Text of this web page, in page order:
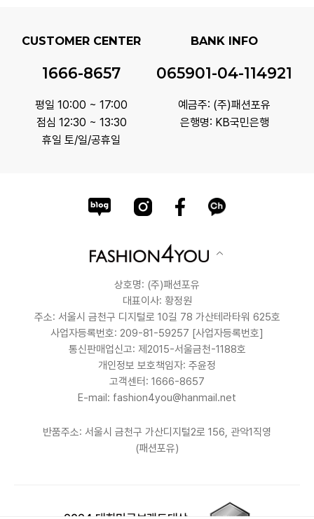
CUSTOMER CENTER
1666-8657
평일 10:00 ~ 17:00
점심 12:30 ~ 13:30
휴일 토/일/공휴일
BANK INFO
065901-04-114921
예금주: (주)패션포유
은행명: KB국민은행
상호명: (주)패션포유
대표이사: 황정원
주소: 서울시 금천구 디지털로 10길 78 가산테라타워 625호
사업자등록번호: 209-81-59257 [사업자등록번호]
통신판매업신고: 제2015-서울금천-1188호
개인정보 보호책임자: 주윤정
고객센터: 1666-8657
E-mail: fashion4you@hanmail.net
반품주소: 서울시 금천구 가산디지털2로 156, 관악1직영
(패션포유)